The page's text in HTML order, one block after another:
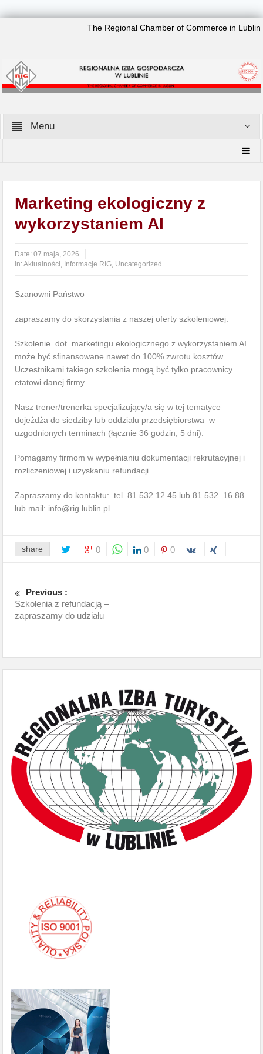
The Regional Chamber of Commerce in Lublin
Menu
Marketing ekologiczny z
wykorzystaniem AI
Date:07 maja, 2026
in:Aktualności, Informacje RIG, Uncategorized
Szanowni Państwo
zapraszamy do skorzystania z naszej oferty szkoleniowej.
Szkolenie dot. marketingu ekologicznego z wykorzystaniem AI
może być sfinansowane nawet do 100% zwrotu kosztów .
Uczestnikami takiego szkolenia mogą być tylko pracownicy
etatowi danej firmy.
Nasz trener/trenerka specjalizujący/a się w tej tematyce
dojeżdża do siedziby lub oddziału przedsiębiorstwa w
uzgodnionych terminach (łącznie 36 godzin, 5 dni).
Pomagamy firmom w wypełnianiu dokumentacji rekrutacyjnej i
rozliczeniowej i uzyskaniu refundacji.
Zapraszamy do kontaktu: tel. 81 532 12 45 lub 81 532 16 88
lub mail: info@rig.lublin.pl
share 0 0 0
Previous :
Szkolenia z refundacją –
zapraszamy do udziału